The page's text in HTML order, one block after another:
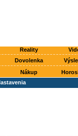
Reality
Dovolenka
Nákup